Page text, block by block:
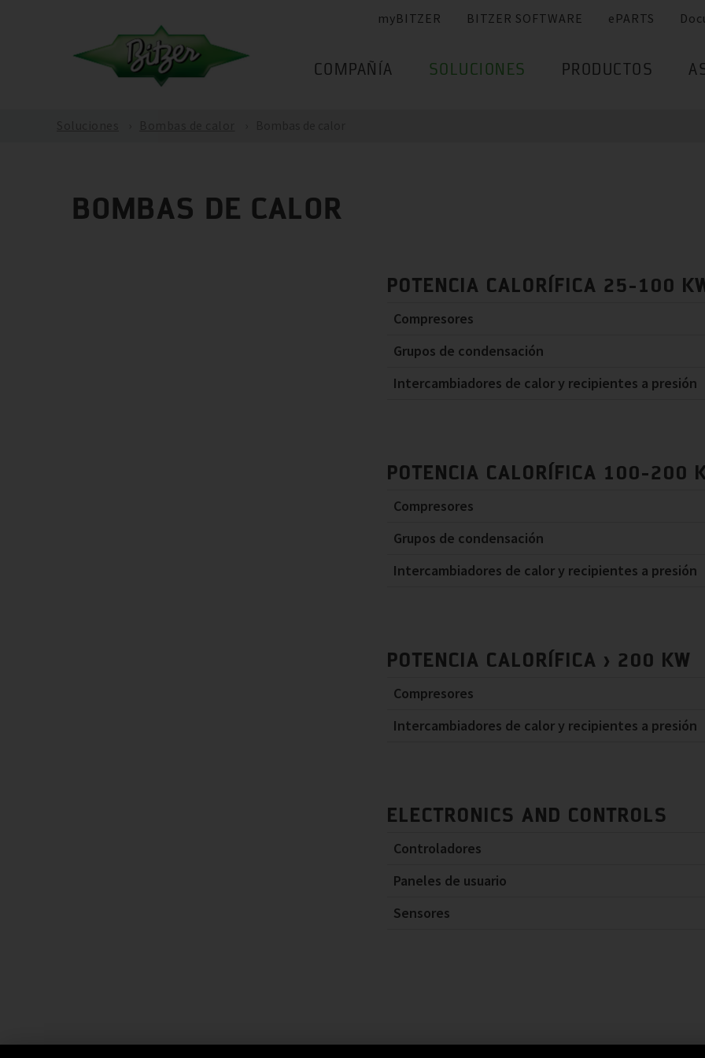
myBITZER BITZER SOFTWARE ePARTS
COMPAÑÍA SOLUCIONES PRODUCTOS
BOMBAS DE CALOR
POTENCIA CALORÍFICA 25-100
Compresores
Grupos de condensación
Intercambiadores de calor y recipientes a presión
POTENCIA CALORÍFICA 100-200
Compresores
Grupos de condensación
Intercambiadores de calor y recipientes a presión
POTENCIA CALORÍFICA > 200 KW
Compresores
Intercambiadores de calor y recipientes a presión
ELECTRONICS AND CONTROLS
Controladores
Paneles de usuario
Sensores